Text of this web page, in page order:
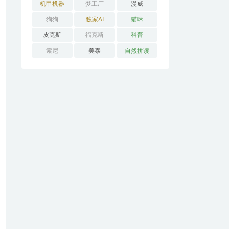
机甲机器 梦工厂 漫威
狗狗 独家AI 猫咪
皮克斯 福克斯 科普
索尼 美泰 自然拼读